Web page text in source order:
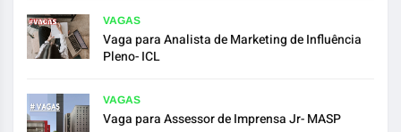
VAGAS
Vaga para Analista de Marketing de Influência
Pleno- ICL
VAGAS
Vaga para Assessor de Imprensa Jr- MASP